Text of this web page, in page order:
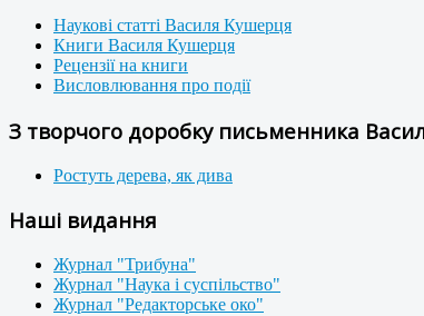
Наукові статті Василя Кушерця
Книги Василя Кушерця
Рецензії на книги
Висловлювання про події
З творчого доробку письменника
Ростуть дерева, як дива
Наші видання
Журнал "Трибуна"
Журнал "Наука і суспільство"
Журнал "Редакторське око"